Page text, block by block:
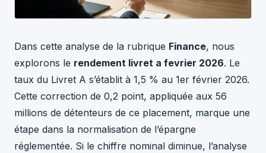
Dans cette analyse de la rubrique Finance, nous
explorons le rendement livret a fevrier 2026. Le
taux du Livret A s’établit à 1,5 % au 1er février 2026.
Cette correction de 0,2 point, appliquée aux 56
millions de détenteurs de ce placement, marque une
étape dans la normalisation de l’épargne
réglementée. Si le chiffre nominal diminue, l’analyse